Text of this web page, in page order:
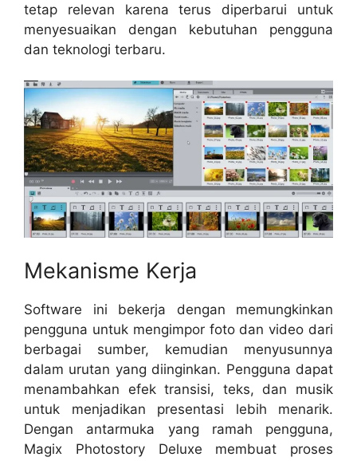
tetap relevan karena terus diperbarui untuk
menyesuaikan dengan kebutuhan pengguna
dan teknologi terbaru.
Mekanisme Kerja
Software ini bekerja dengan memungkinkan
pengguna untuk mengimpor foto dan video dari
berbagai sumber, kemudian menyusunnya
dalam urutan yang diinginkan. Pengguna dapat
menambahkan efek transisi, teks, dan musik
untuk menjadikan presentasi lebih menarik.
Dengan antarmuka yang ramah pengguna,
Magix Photostory Deluxe membuat proses